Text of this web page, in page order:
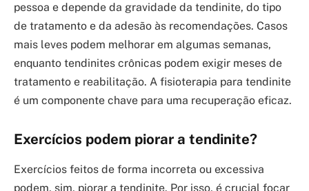
pessoa e depende da gravidade da tendinite, do tipo
de tratamento e da adesão às recomendações. Casos
mais leves podem melhorar em algumas semanas,
enquanto tendinites crônicas podem exigir meses de
tratamento e reabilitação. A fisioterapia para tendinite
é um componente chave para uma recuperação eficaz.
Exercícios podem piorar a tendinite?
Exercícios feitos de forma incorreta ou excessiva
podem, sim, piorar a tendinite. Por isso, é crucial focar